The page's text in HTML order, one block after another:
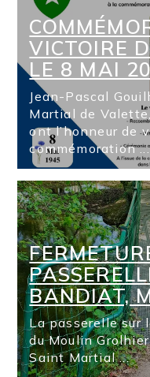
VICTOIRE
LE 8 MAI
Jean-Pascal
Martial de
ont l’honneur de
commémoration ...
BANDIAT,
La passerelle sur
du Moulin
Saint Martial ...